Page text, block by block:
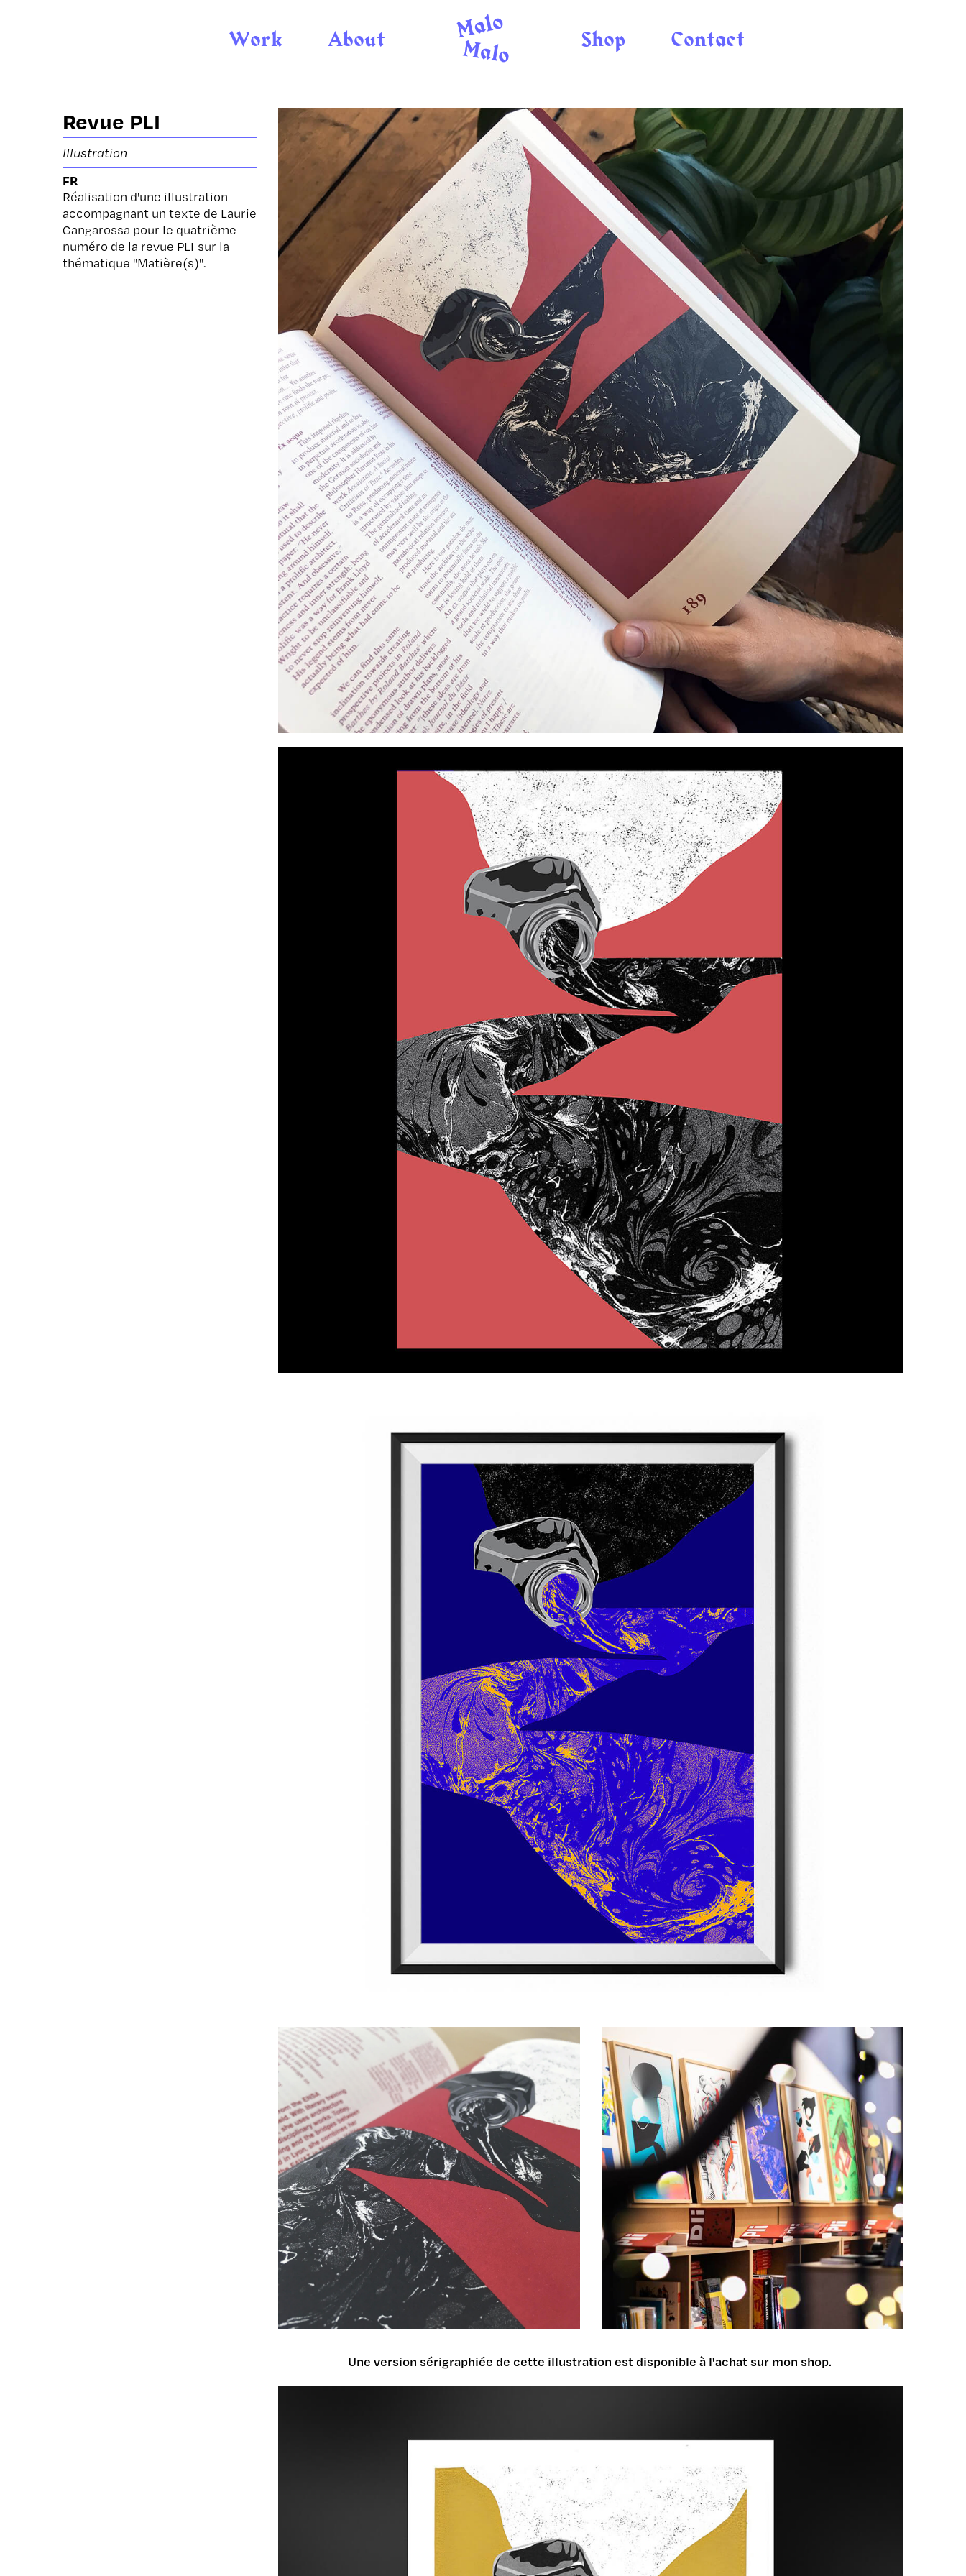
Work About Shop Contact
Revue PLI
Illustration
FR
Réalisation d'une illustration
accompagnant un texte de Laurie
Gangarossa pour le quatrième
numéro de la revue PLI sur la
thématique "Matière(s)".
Une version sérigraphiée de cette illustration est disponible à l'achat sur mon shop.